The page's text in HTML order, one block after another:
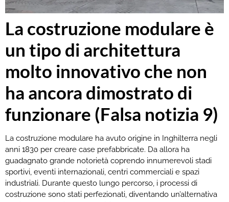
La costruzione modulare è
un tipo di architettura
molto innovativo che non
ha ancora dimostrato di
funzionare (Falsa notizia 9)
La costruzione modulare ha avuto origine in Inghilterra negli
anni 1830 per creare case prefabbricate. Da allora ha
guadagnato grande notorietà coprendo innumerevoli stadi
sportivi, eventi internazionali, centri commerciali e spazi
industriali. Durante questo lungo percorso, i processi di
costruzione sono stati perfezionati, diventando un’alternativa